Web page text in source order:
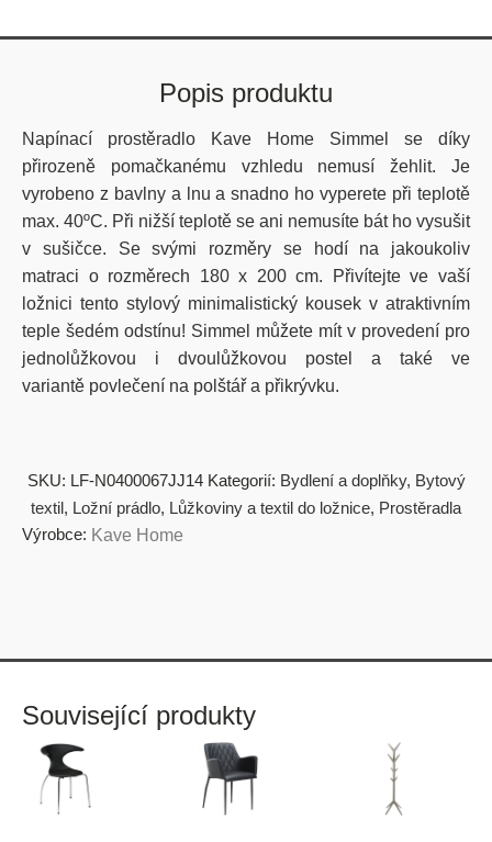
Popis produktu
Napínací prostěradlo Kave Home Simmel se díky
přirozeně pomačkanému vzhledu nemusí žehlit. Je
vyrobeno z bavlny a lnu a snadno ho vyperete při teplotě
max. 40ºC. Při nižší teplotě se ani nemusíte bát ho vysušit
v sušičce. Se svými rozměry se hodí na jakoukoliv
matraci o rozměrech 180 x 200 cm. Přivítejte ve vaší
ložnici tento stylový minimalistický kousek v atraktivním
teple šedém odstínu! Simmel můžete mít v provedení pro
jednolůžkovou i dvoulůžkovou postel a také ve
variantě povlečení na polštář a přikrývku.
SKU: LF-N0400067JJ14 Kategorií: Bydlení a doplňky, Bytový
textil, Ložní prádlo, Lůžkoviny a textil do ložnice, Prostěradla
Výrobce: Kave Home
Související produkty